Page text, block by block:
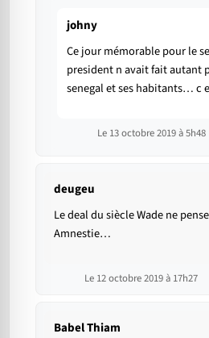
johny
Ce jour mémorable pour le
president n avait fait autant
senegal et ses habitants… c
Le 13 octobre 2019 à 5h48
deugeu
Le deal du siècle Wade ne
Amnestie…
Le 12 octobre 2019 à 17h27
Babel Thiam